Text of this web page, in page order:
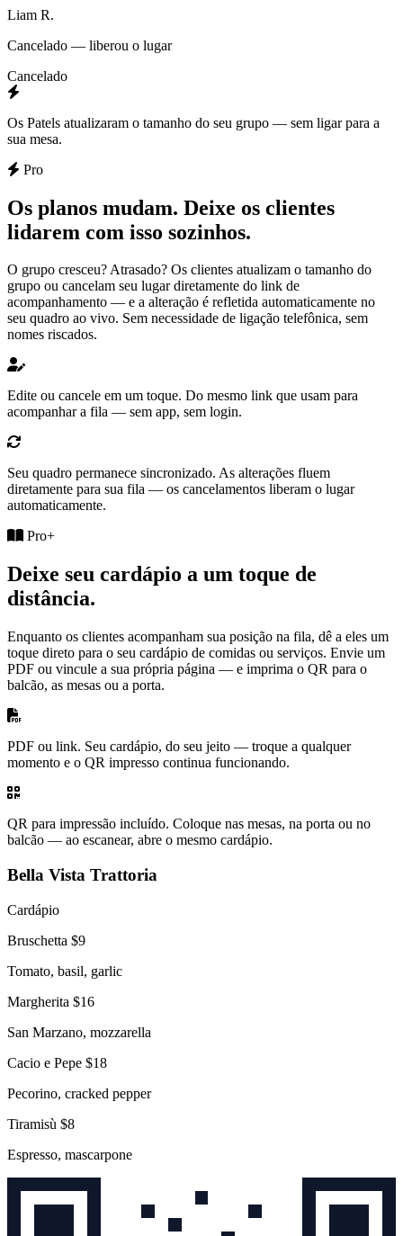
Liam R.
Cancelado — liberou o lugar
Cancelado
Os Patels atualizaram o tamanho do seu grupo — sem ligar para a
sua mesa.
Pro
Os planos mudam. Deixe os clientes
lidarem com isso sozinhos.
O grupo cresceu? Atrasado? Os clientes atualizam o tamanho do
grupo ou cancelam seu lugar diretamente do link de
acompanhamento — e a alteração é refletida automaticamente no
seu quadro ao vivo. Sem necessidade de ligação telefônica, sem
nomes riscados.
Edite ou cancele em um toque. Do mesmo link que usam para
acompanhar a fila — sem app, sem login.
Seu quadro permanece sincronizado. As alterações fluem
diretamente para sua fila — os cancelamentos liberam o lugar
automaticamente.
Pro+
Deixe seu cardápio a um toque de
distância.
Enquanto os clientes acompanham sua posição na fila, dê a eles um
toque direto para o seu cardápio de comidas ou serviços. Envie um
PDF ou vincule a sua própria página — e imprima o QR para o
balcão, as mesas ou a porta.
PDF ou link. Seu cardápio, do seu jeito — troque a qualquer
momento e o QR impresso continua funcionando.
QR para impressão incluído. Coloque nas mesas, na porta ou no
balcão — ao escanear, abre o mesmo cardápio.
Bella Vista Trattoria
Cardápio
Bruschetta $9
Tomato, basil, garlic
Margherita $16
San Marzano, mozzarella
Cacio e Pepe $18
Pecorino, cracked pepper
Tiramisù $8
Espresso, mascarpone